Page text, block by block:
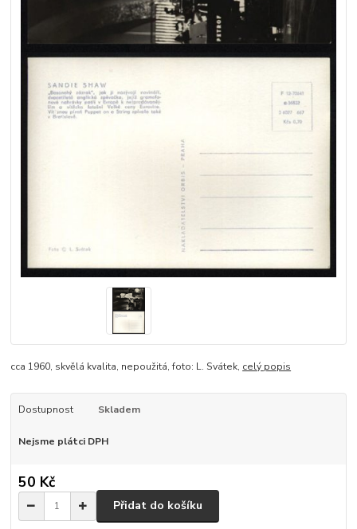
cca 1960, skvělá kvalita, nepoužitá, foto: L. Svátek, celý popis
Dostupnost Skladem
Nejsme plátci DPH
50 Kč
Přidat do košíku